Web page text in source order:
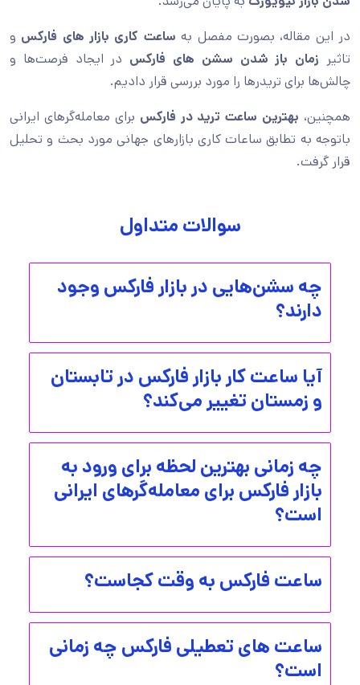
در این مقاله، بصورت مفصل به ساعت کاری بازار های فارکس و
تاثیر زمان باز شدن سشن های فارکس در ایجاد فرصت‌ها و
چالش‌ها برای تریدرها را مورد بررسی قرار دادیم.
همچنین، بهترین ساعت ترید در فارکس برای معامله‌گرهای ایرانی‌
باتوجه به تطابق ساعات کاری بازارهای جهانی مورد بحث و تحلیل
قرار گرفت.
سوالات متداول
چه سشن‌هایی در بازار فارکس وجود
دارند؟
آیا ساعت کار بازار فارکس در تابستان
و زمستان تغییر می‌کند؟
چه زمانی بهترین لحظه برای ورود به
بازار فارکس برای معامله‌گرهای ایرانی
است؟
ساعت فارکس به وقت کجاست؟
ساعت های تعطیلی فارکس چه زمانی
است؟